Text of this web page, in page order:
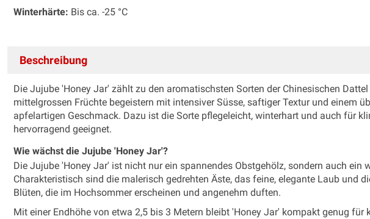
Winterhärte: Bis ca. -25 °C
Beschreibung
Die Jujube 'Honey Jar' zählt zu den aromatischsten Sorten der Chinesischen
mittelgrossen Früchte begeistern mit intensiver Süsse, saftiger Textur und einem
apfelartigen Geschmack. Dazu ist die Sorte pflegeleicht, winterhart und auch für
hervorragend geeignet.
Wie wächst die Jujube 'Honey Jar'?
Die Jujube 'Honey Jar' ist nicht nur ein spannendes Obstgehölz, sondern auch ein
Charakteristisch sind die malerisch gedrehten Äste, das feine, elegante Laub und
Blüten, die im Hochsommer erscheinen und angenehm duften.
Mit einer Endhöhe von etwa 2,5 bis 3 Metern bleibt 'Honey Jar' kompakt genug für